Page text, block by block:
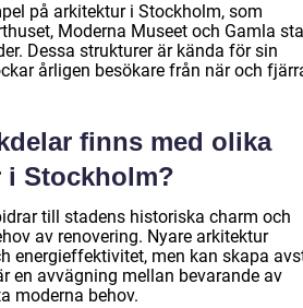
på arkitektur i Stockholm, som
Moderna Museet och Gamla
Dessa strukturer är kända för sin
årligen besökare från när och
finns med olika
i Stockholm?
till stadens historiska charm och
av renovering. Nyare arkitektur
energieffektivitet, men kan skapa
en avvägning mellan bevarande av
moderna behov.